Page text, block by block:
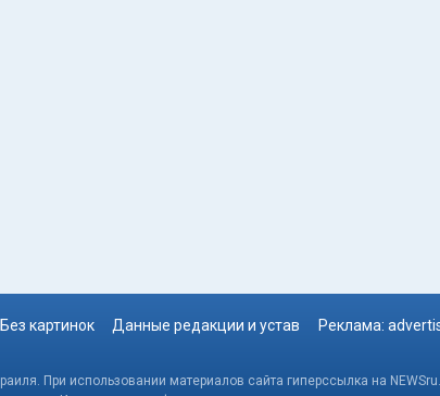
Без картинок Данные редакции и устав Реклама:
При использовании материалов сайта гиперссылка на